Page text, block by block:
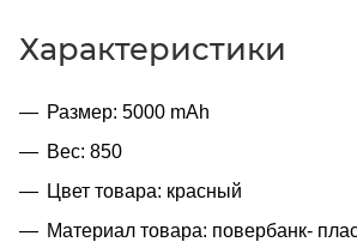
Характеристики
Размер: 5000 mAh
Вес: 850
Цвет товара: красный
Материал товара: повербанк-